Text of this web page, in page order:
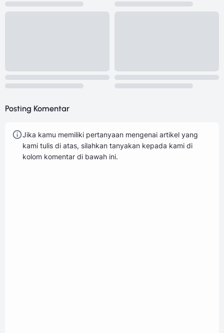
Posting Komentar
Jika kamu memiliki pertanyaan mengenai artikel yang
kami tulis di atas, silahkan tanyakan kepada kami di
kolom komentar di bawah ini.